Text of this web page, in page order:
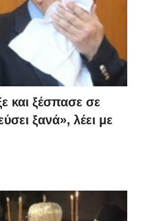
αποτέλεσμα τον
στο χέρι.
και ξέσπασε σε
ξανά», λέει με